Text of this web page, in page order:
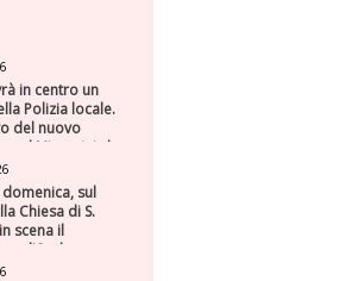
in centro un
Polizia locale.
del nuovo
Minervini che
con la speranza
efficienza e
territorio
sul
Chiesa di S.
scena il
l’Orchestra